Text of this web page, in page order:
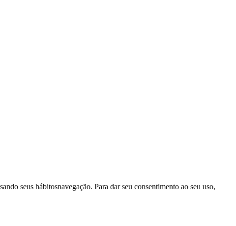
seus hábitosnavegação. Para dar seu consentimento ao seu uso,